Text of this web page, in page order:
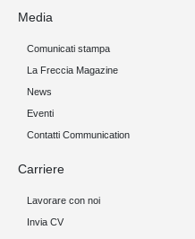
Media
Comunicati stampa
La Freccia Magazine
News
Eventi
Contatti Communication
Carriere
Lavorare con noi
Invia CV